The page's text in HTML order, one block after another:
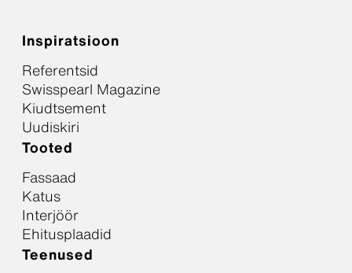
Inspiratsioon
Referentsid
Swisspearl Magazine
Kiudtsement
Uudiskiri
Tooted
Fassaad
Katus
Interjöör
Ehitusplaadid
Teenused